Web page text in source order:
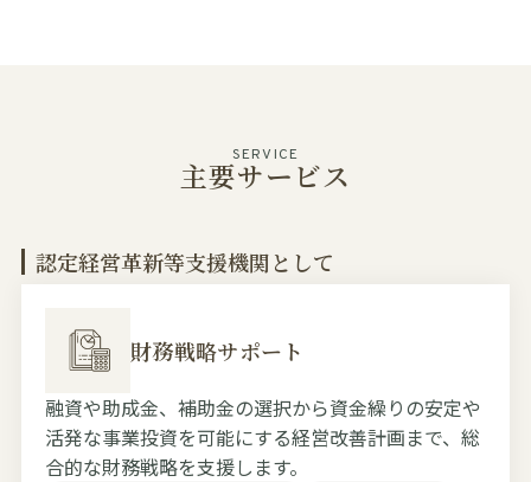
SERVICE
主要サービス
認定経営革新等支援機関として
財務戦略サポート
融資や助成金、補助金の選択から資金繰りの安定や
活発な事業投資を可能にする経営改善計画まで、総
合的な財務戦略を支援します。